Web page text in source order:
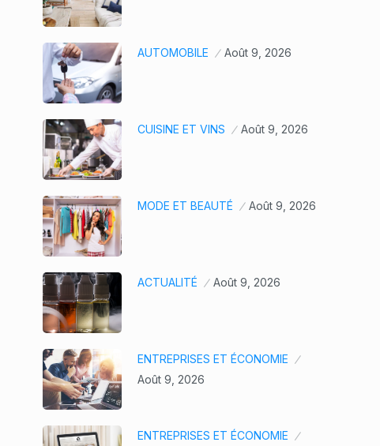
AUTOMOBILE Août 9, 2026
CUISINE ET VINS Août 9, 2026
MODE ET BEAUTÉ Août 9, 2026
ACTUALITÉ Août 9, 2026
ENTREPRISES ET ÉCONOMIE
Août 9, 2026
ENTREPRISES ET ÉCONOMIE